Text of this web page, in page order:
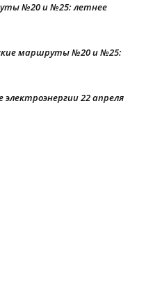
№20 и №25: летнее
маршруты №20 и №25:
22 апреля